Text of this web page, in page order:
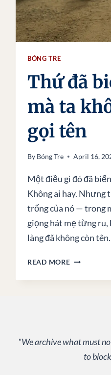
PHỤ
NỮ
VIỆT
NAM
BÓNG TRE
Thứ đã
mà ta
gọi tên
By Bóng Tre April 16,
Một điều gì đó đã
Không ai hay. Nhưng
trống của nó — trong
giọng hát mẹ từng
làng đã không còn tên.
READ MORETHỨ
BIẾN
KỊP
"We archive what must
to